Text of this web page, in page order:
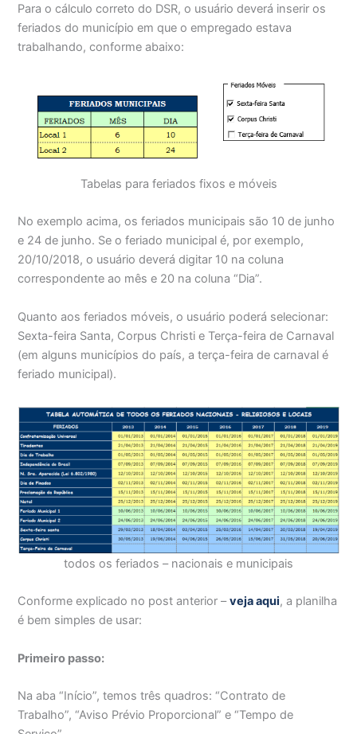
Para o cálculo correto do DSR, o usuário deverá inserir os
feriados do município em que o empregado estava
trabalhando, conforme abaixo:
Tabelas para feriados fixos e móveis
No exemplo acima, os feriados municipais são 10 de junho
e 24 de junho. Se o feriado municipal é, por exemplo,
20/10/2018, o usuário deverá digitar 10 na coluna
correspondente ao mês e 20 na coluna “Dia”.
Quanto aos feriados móveis, o usuário poderá selecionar:
Sexta-feira Santa, Corpus Christi e Terça-feira de Carnaval
(em alguns municípios do país, a terça-feira de carnaval é
feriado municipal).
todos os feriados – nacionais e municipais
Conforme explicado no post anterior –veja aqui, a planilha
é bem simples de usar:
Primeiro passo:
Na aba “Início”, temos três quadros: “Contrato de
Trabalho”, “Aviso Prévio Proporcional” e “Tempo de